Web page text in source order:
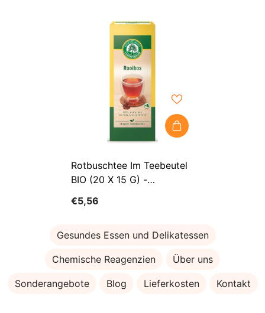
Rotbuschtee Im Teebeutel
BIO (20 X 15 G) -
€5,56
Gesundes Essen und Delikatessen
Chemische Reagenzien Über uns
Sonderangebote Blog Lieferkosten Kontakt